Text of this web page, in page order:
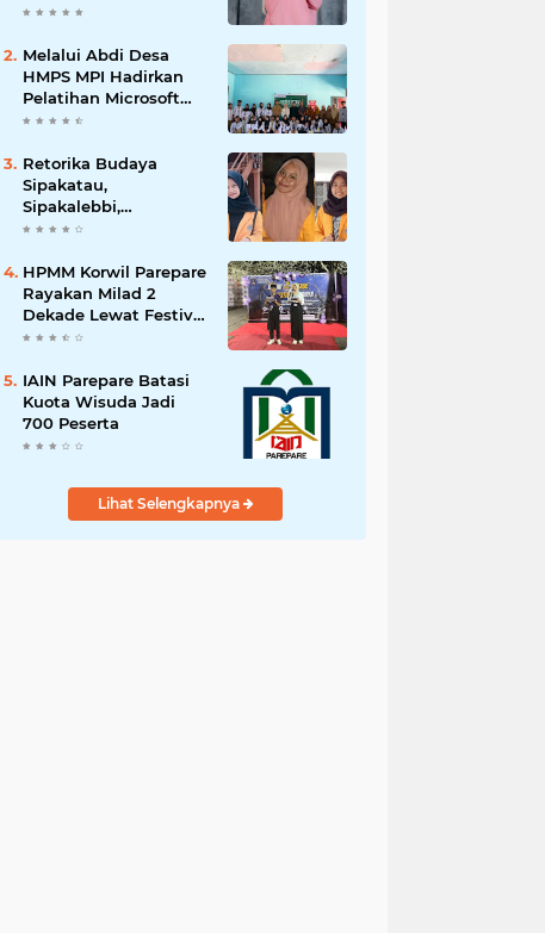
Important
Melalui Abdi Desa
HMPS MPI Hadirkan
Pelatihan Microsoft
Office
Retorika Budaya
Sipakatau,
Sipakalebbi,
Sipakainge yang
Suku Bugis
HPMM Korwil Parepare
Rayakan Milad 2
Dekade Lewat Festival
Budaya
IAIN Parepare Batasi
Kuota Wisuda Jadi
700 Peserta
Lihat Selengkapnya